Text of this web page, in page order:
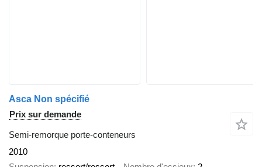
Asca Non spécifié
Prix sur demande
Semi-remorque porte-conteneurs
2010